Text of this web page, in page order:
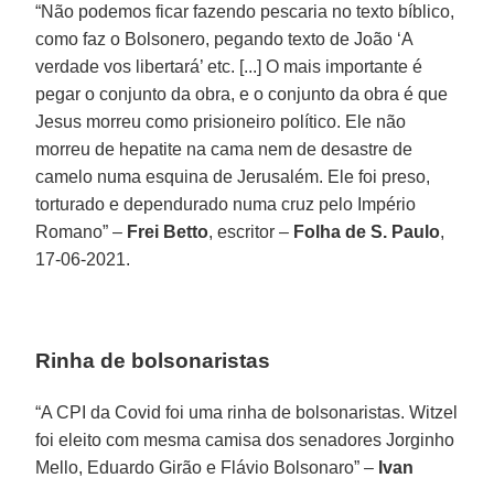
“Não podemos ficar fazendo pescaria no texto bíblico,
como faz o Bolsonero, pegando texto de João ‘A
verdade vos libertará’ etc. [...] O mais importante é
pegar o conjunto da obra, e o conjunto da obra é que
Jesus morreu como prisioneiro político. Ele não
morreu de hepatite na cama nem de desastre de
camelo numa esquina de Jerusalém. Ele foi preso,
torturado e dependurado numa cruz pelo Império
Romano” – Frei Betto, escritor – Folha de S. Paulo,
17-06-2021.
Rinha de bolsonaristas
“A CPI da Covid foi uma rinha de bolsonaristas. Witzel
foi eleito com mesma camisa dos senadores Jorginho
Mello, Eduardo Girão e Flávio Bolsonaro” – Ivan